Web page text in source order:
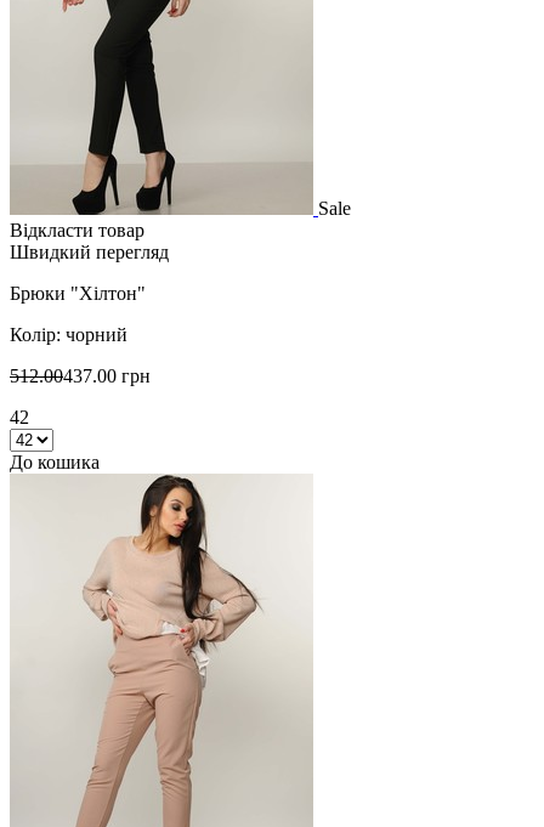
Sale
Відкласти товар
Швидкий перегляд
Брюки "Хілтон"
Колір: чорний
512.00437.00 грн
42
До кошика